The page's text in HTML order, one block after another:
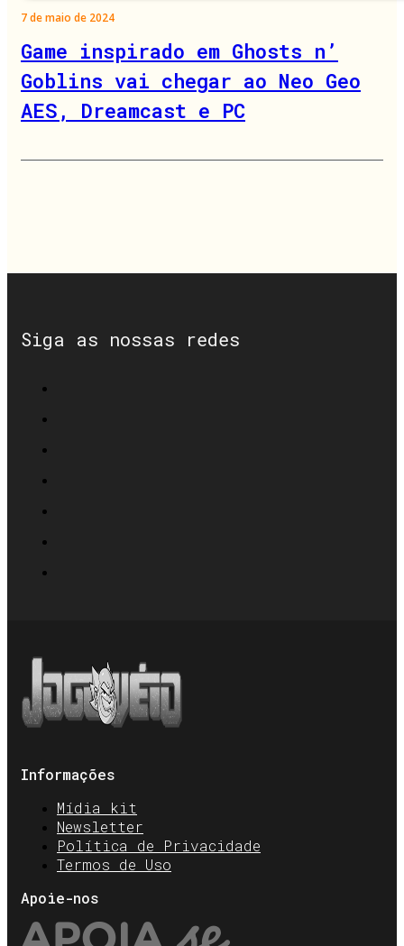
7 de maio de 2024
Game inspirado em Ghosts n’
Goblins vai chegar ao Neo Geo
AES, Dreamcast e PC
Siga as nossas redes
Informações
Mídia kit
Newsletter
Política de Privacidade
Termos de Uso
Apoie-nos